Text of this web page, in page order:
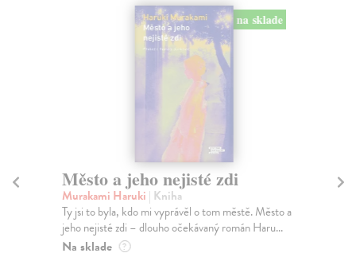
na sklade
Město a jeho nejisté zdi
Murakami Haruki| Kniha
Ty jsi to byla, kdo mi vyprávěl o tom městě. Město a
jeho nejisté zdi – dlouho očekávaný román Haru...
Na sklade ?